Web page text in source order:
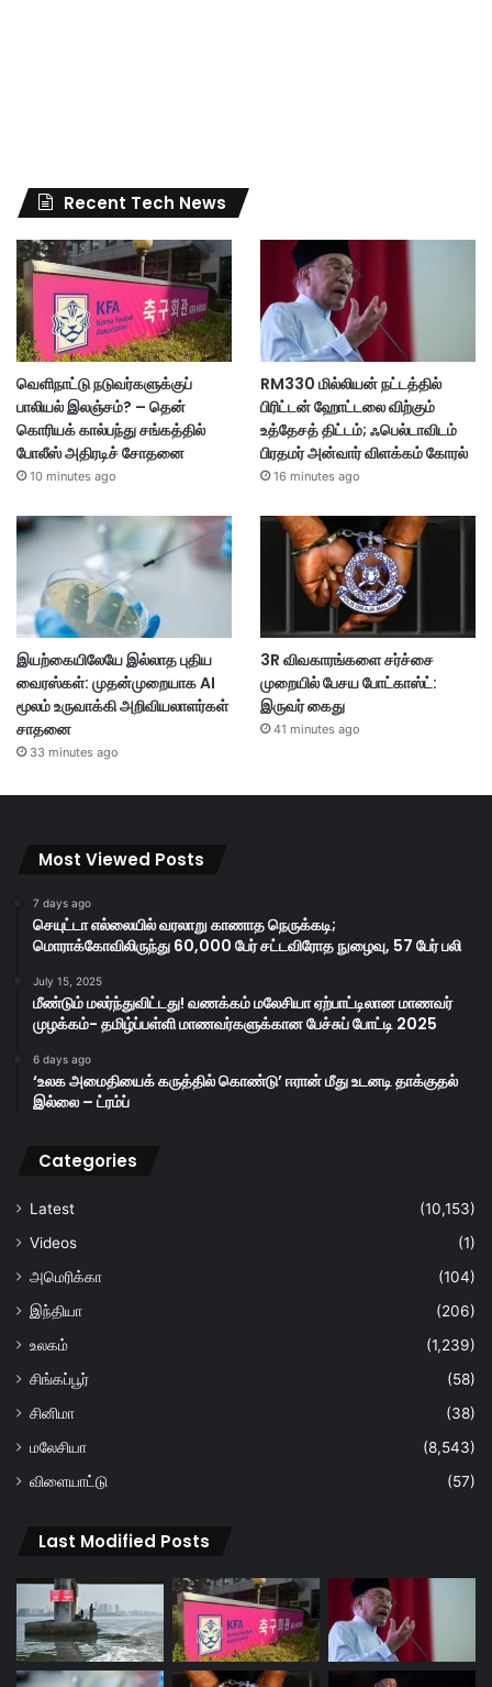
Recent Tech News
வெளிநாட்டு நடுவர்களுக்குப்
பாலியல் இலஞ்சம்? – தென்
கொரியக் கால்பந்து சங்கத்தில்
போலீஸ் அதிரடிச் சோதனை
10 minutes ago
RM330 மில்லியன் நட்டத்தில்
பிரிட்டன் ஹோட்டலை விற்கும்
உத்தேசத் திட்டம்; ஃபெல்டாவிடம்
பிரதமர் அன்வார் விளக்கம் கோரல்
16 minutes ago
இயற்கையிலேயே இல்லாத புதிய
வைரஸ்கள்: முதன்முறையாக AI
மூலம் உருவாக்கி அறிவியலாளர்கள்
சாதனை
33 minutes ago
3R விவகாரங்களை சர்ச்சை
முறையில் பேசய போட்காஸ்ட்:
இருவர் கைது
41 minutes ago
Most Viewed Posts
7 days ago
செயுட்டா எல்லையில் வரலாறு காணாத நெருக்கடி;
மொராக்கோவிலிருந்து 60,000 பேர் சட்டவிரோத நுழைவு, 57 பேர் பலி
July 15, 2025
மீண்டும் மலர்ந்துவிட்டது! வணக்கம் மலேசியா ஏற்பாட்டிலான மாணவர்
முழக்கம்- தமிழ்ப்பள்ளி மாணவர்களுக்கான பேச்சுப் போட்டி 2025
6 days ago
‘உலக அமைதியைக் கருத்தில் கொண்டு’ ஈரான் மீது உடனடி தாக்குதல்
இல்லை – ட்ரம்ப்
Categories
Latest
(10,153)
Videos
(1)
அமெரிக்கா
(104)
இந்தியா
(206)
உலகம்
(1,239)
சிங்கப்பூர்
(58)
சினிமா
(38)
மலேசியா
(8,543)
விளையாட்டு
(57)
Last Modified Posts